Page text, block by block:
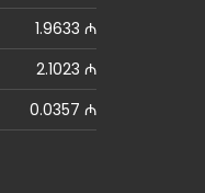
1.9633 ₼
2.1023 ₼
0.0357 ₼